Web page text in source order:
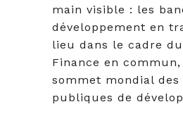
main visible : les
développement en
lieu dans le cadre
Finance en
sommet mondial des
publiques de